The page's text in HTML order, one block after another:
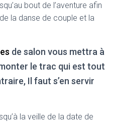
bout de l’aventure afin
la danse de couple et la
de salon vous mettra à
le trac qui est tout
Il faut s’en servir
la veille de la date de